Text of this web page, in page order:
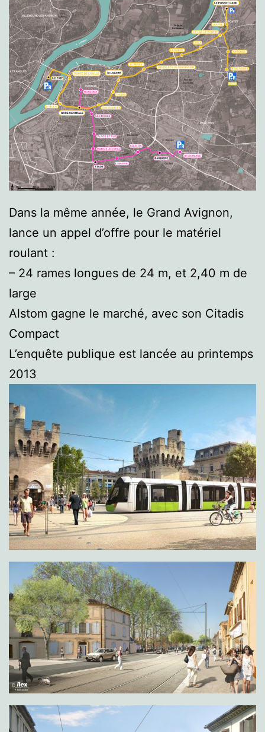
Dans la même année, le Grand Avignon,
lance un appel d’offre pour le matériel
roulant :
– 24 rames longues de 24 m, et 2,40 m de
large
Alstom gagne le marché, avec son Citadis
Compact
L’enquête publique est lancée au printemps
2013